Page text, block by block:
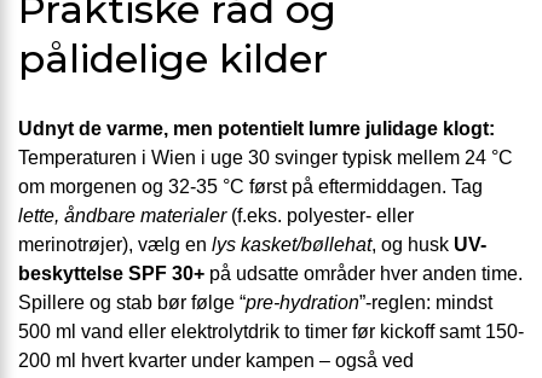
pålidelige kilder
Udnyt de varme, men potentielt lumre julidage klogt:
Temperaturen i Wien i uge 30 svinger typisk mellem 24 °C
om morgenen og 32-35 °C først på eftermiddagen. Tag
lette, åndbare materialer(f.eks. polyester- eller
merinotrøjer), vælg en lys kasket/bøllehat, og husk UV-
beskyttelse SPF 30+ på udsatte områder hver anden time.
Spillere og stab bør følge “pre-hydration”-reglen: mindst
500 ml vand eller elektrolytdrik to timer før kickoff samt 150-
200 ml hvert kvarter under kampen – også ved